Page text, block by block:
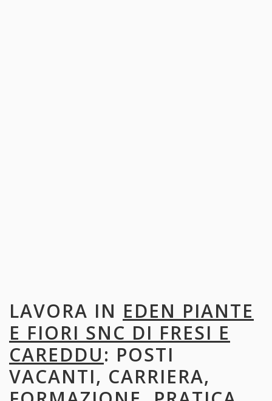
LAVORA IN EDEN PIANTE
E FIORI SNC DI FRESI E
CAREDDU: POSTI
VACANTI, CARRIERA,